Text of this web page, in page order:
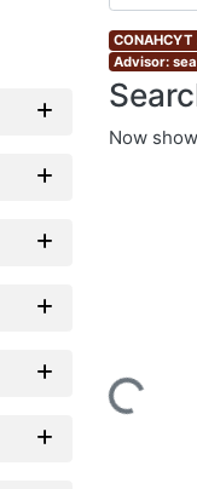
Advisor:
Now
Loading...